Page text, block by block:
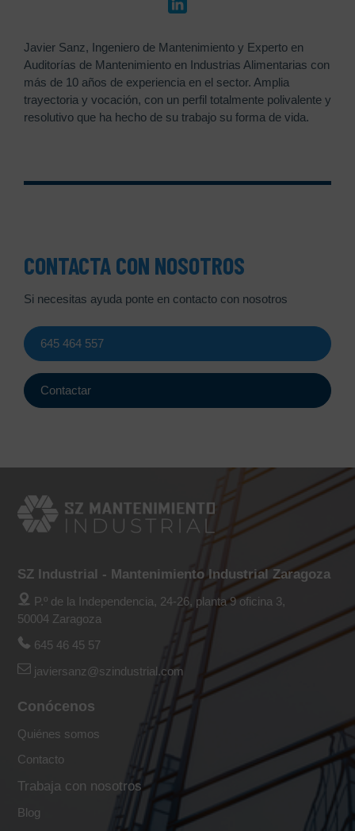
Javier Sanz, Ingeniero de Mantenimiento y Experto en
Auditorías de Mantenimiento en Industrias Alimentarias con
más de 10 años de experiencia en el sector. Amplia
trayectoria y vocación, con un perfil totalmente polivalente y
resolutivo que ha hecho de su trabajo su forma de vida.
CONTACTA CON NOSOTROS
Si necesitas ayuda ponte en contacto con nosotros
645 464 557
Contactar
SZ Industrial - Mantenimiento Industrial Zaragoza
P.º de la Independencia, 24-26, planta 9 oficina 3,
50004 Zaragoza
645 46 45 57
javiersanz@szindustrial.com
Conócenos
Quiénes somos
Contacto
Trabaja con nosotros
Blog